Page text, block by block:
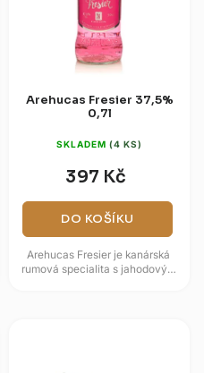
Arehucas Fresier 37,5%
0,7l
SKLADEM (4 KS)
397 Kč
DO KOŠÍKU
Arehucas Fresier je kanárská
rumová specialita s jahodovým